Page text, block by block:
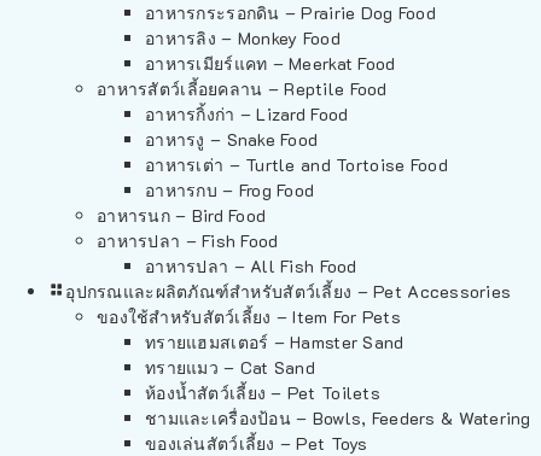
อาหารกระรอกดิน – Prairie Dog Food
อาหารลิง – Monkey Food
อาหารเมียร์แคท – Meerkat Food
อาหารสัตว์เลี้อยคลาน – Reptile Food
อาหารกิ้งก่า – Lizard Food
อาหารงู – Snake Food
อาหารเต่า – Turtle and Tortoise Food
อาหารกบ – Frog Food
อาหารนก – Bird Food
อาหารปลา – Fish Food
อาหารปลา – All Fish Food
อุปกรณและผลิตภัณฑ์สำหรับสัตว์เลี้ยง – Pet Accessories
ของใช้สำหรับสัตว์เลี้ยง – Item For Pets
ทรายแฮมสเตอร์ – Hamster Sand
ทรายแมว – Cat Sand
ห้องน้ำสัตว์เลี้ยง – Pet Toilets
ชามและเครื่องป้อน – Bowls, Feeders & Watering
ของเล่นสัตว์เลี้ยง – Pet Toys